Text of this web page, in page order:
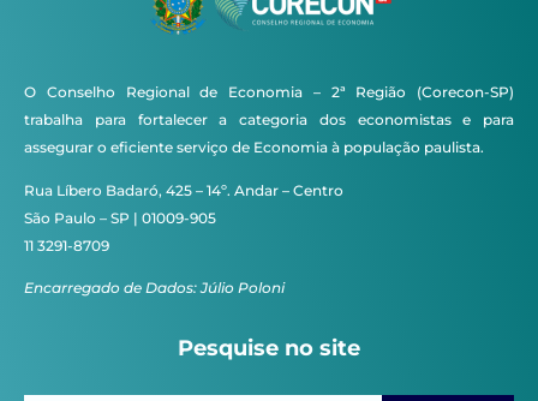
O Conselho Regional de Economia – 2ª Região (Corecon-SP)
trabalha para fortalecer a categoria dos economistas e para
assegurar o eficiente serviço de Economia à população paulista.
Rua Líbero Badaró, 425 – 14º. Andar – Centro
São Paulo – SP | 01009-905
11 3291-8709
Encarregado de Dados: Júlio Poloni
Pesquise no site